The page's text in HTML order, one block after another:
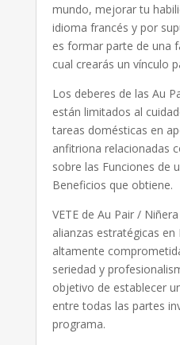
mundo, mejorar tu
idioma francés y por
es formar parte de una
cual crearás un vínculo
Los deberes de las Au
están limitados al
tareas domésticas en
anfitriona relacionadas
sobre las Funciones de
Beneficios que obtiene.
VETE de Au Pair /
alianzas estratégicas
altamente
seriedad y
objetivo de establecer
entre todas las partes
programa.